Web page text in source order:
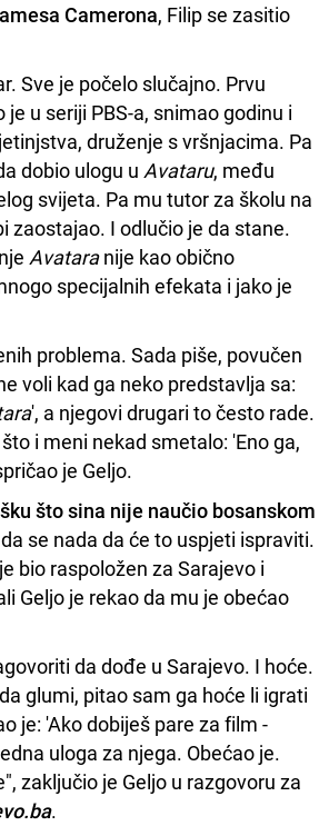
Camerona, Filip se zasitio
Sve je počelo slučajno. Prvu
u seriji PBS-a, snimao godinu i
druženje s vršnjacima. Pa
dobio ulogu u Avataru, među
svijeta. Pa mu tutor za školu na
zaostajao. I odlučio je da stane.
Avataranije kao obično
specijalnih efekata i jako je
problema. Sada piše, povučen
voli kad ga neko predstavlja sa:
', a njegovi drugari to često rade.
i meni nekad smetalo: 'Eno ga,
je Geljo.
što sina nije naučio bosanskom
se nada da će to uspjeti ispraviti.
bio raspoložen za Sarajevo i
Geljo je rekao da mu je obećao
da dođe u Sarajevo. I hoće.
glumi, pitao sam ga hoće li igrati
je: 'Ako dobiješ pare za film -
uloga za njega. Obećao je.
zaključio je Geljo u razgovoru za
.